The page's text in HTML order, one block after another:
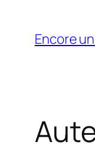
contenu
Encore